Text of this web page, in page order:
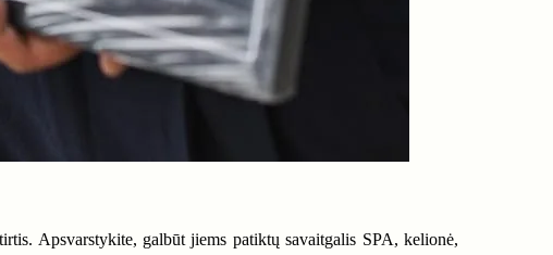
Apsvarstykite, galbūt jiems patiktų savaitgalis SPA, kelionė,